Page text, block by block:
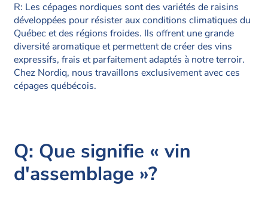
R: Les cépages nordiques sont des variétés de raisins
développées pour résister aux conditions climatiques du
Québec et des régions froides. Ils offrent une grande
diversité aromatique et permettent de créer des vins
expressifs, frais et parfaitement adaptés à notre terroir.
Chez Nordiq, nous travaillons exclusivement avec ces
cépages québécois.
Q: Que signifie « vin
d'assemblage »?